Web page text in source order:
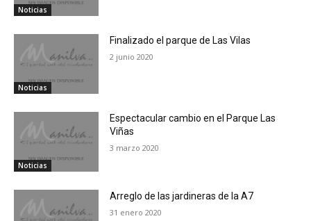
Noticias
Noticias
Finalizado el parque de Las Vilas
2 junio 2020
Noticias
Espectacular cambio en el Parque Las
Viñas
3 marzo 2020
Arreglo de las jardineras de la A7
31 enero 2020